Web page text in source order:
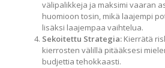
välipalikkeja ja maksimi vaaran
huomioon tosin, mikä laajempi
lisäksi laajempaa vaihtelua.
Sekoitettu Strategia: Kierrätä
kierrosten välillä pitääksesi
budjettia tehokkaasti.